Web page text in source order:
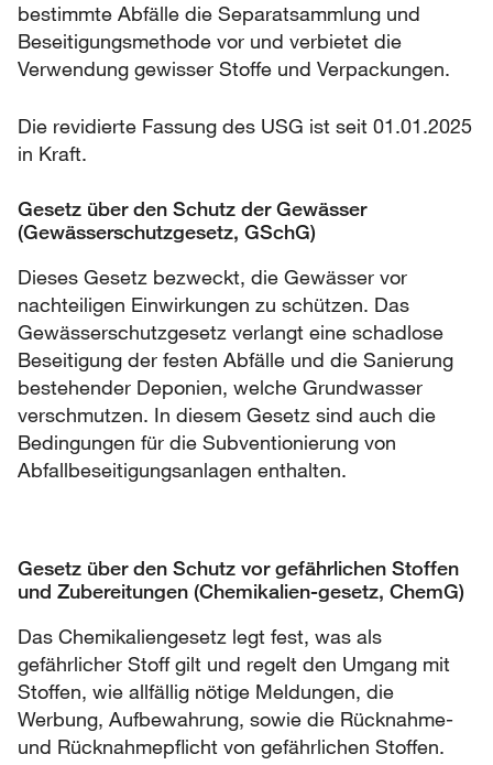
bestimmte Abfälle die Separatsammlung und
Beseitigungsmethode vor und verbietet die
Verwendung gewisser Stoffe und Verpackungen.
Die revidierte Fassung des USG ist seit 01.01.2025
in Kraft.
Gesetz über den Schutz der Gewässer
(Gewässerschutzgesetz, GSchG)
Dieses Gesetz bezweckt, die Gewässer vor
nachteiligen Einwirkungen zu schützen. Das
Gewässerschutzgesetz verlangt eine schadlose
Beseitigung der festen Abfälle und die Sanierung
bestehender Deponien, welche Grundwasser
verschmutzen. In diesem Gesetz sind auch die
Bedingungen für die Subventionierung von
Abfallbeseitigungsanlagen enthalten.
Gesetz über den Schutz vor gefährlichen Stoffen
und Zubereitungen (Chemikalien-gesetz, ChemG)
Das Chemikaliengesetz legt fest, was als
gefährlicher Stoff gilt und regelt den Umgang mit
Stoffen, wie allfällig nötige Meldungen, die
Werbung, Aufbewahrung, sowie die Rücknahme-
und Rücknahmepflicht von gefährlichen Stoffen.